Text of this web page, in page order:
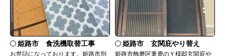
姫路市 食洗機取替工事
お世話になっております。姫路市別
姫路市 玄関庇やり替え
姫路市飾磨区妻鹿のＹ様邸玄関庇や